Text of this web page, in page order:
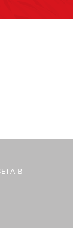
В